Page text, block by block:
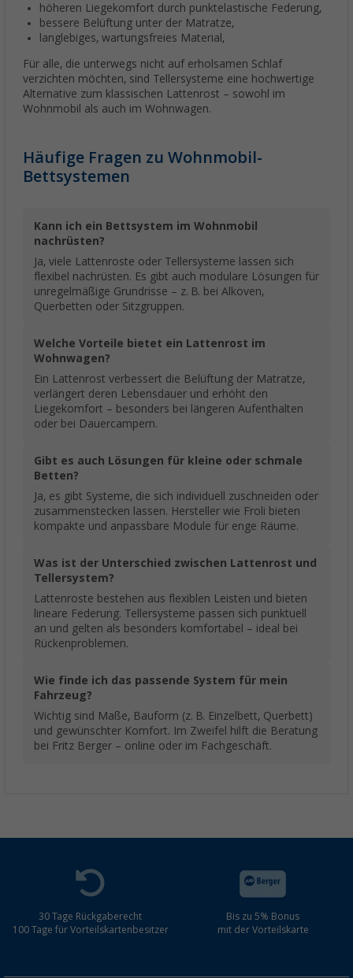
höheren Liegekomfort durch punktelastische Federung,
bessere Belüftung unter der Matratze,
langlebiges, wartungsfreies Material,
Für alle, die unterwegs nicht auf erholsamen Schlaf
verzichten möchten, sind Tellersysteme eine hochwertige
Alternative zum klassischen Lattenrost – sowohl im
Wohnmobil als auch im Wohnwagen.
Häufige Fragen zu Wohnmobil-
Bettsystemen
Kann ich ein Bettsystem im Wohnmobil
nachrüsten?
Ja, viele Lattenroste oder Tellersysteme lassen sich
flexibel nachrüsten. Es gibt auch modulare Lösungen für
unregelmäßige Grundrisse – z. B. bei Alkoven,
Querbetten oder Sitzgruppen.
Welche Vorteile bietet ein Lattenrost im
Wohnwagen?
Ein Lattenrost verbessert die Belüftung der Matratze,
verlängert deren Lebensdauer und erhöht den
Liegekomfort – besonders bei längeren Aufenthalten
oder bei Dauercampern.
Gibt es auch Lösungen für kleine oder schmale
Betten?
Ja, es gibt Systeme, die sich individuell zuschneiden oder
zusammenstecken lassen. Hersteller wie Froli bieten
kompakte und anpassbare Module für enge Räume.
Was ist der Unterschied zwischen Lattenrost und
Tellersystem?
Lattenroste bestehen aus flexiblen Leisten und bieten
lineare Federung. Tellersysteme passen sich punktuell
an und gelten als besonders komfortabel – ideal bei
Rückenproblemen.
Wie finde ich das passende System für mein
Fahrzeug?
Wichtig sind Maße, Bauform (z. B. Einzelbett, Querbett)
und gewünschter Komfort. Im Zweifel hilft die Beratung
bei Fritz Berger – online oder im Fachgeschäft.
30 Tage Rückgaberecht
100 Tage für Vorteilskartenbesitzer
Bis zu 5% Bonus
mit der Vorteilskarte